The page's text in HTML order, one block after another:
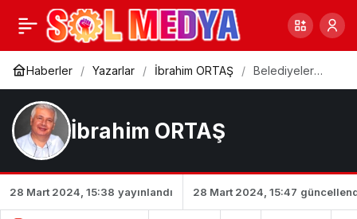
Haberler Yazarlar İbrahim ORTAŞ
Belediyeler
İbrahim ORTAŞ
28 Mart 2024, 15:38 yayınlandı 28 Mart 2024, 15:47
Almanya’da Trenciler
Anlaştı
0 Paylaş